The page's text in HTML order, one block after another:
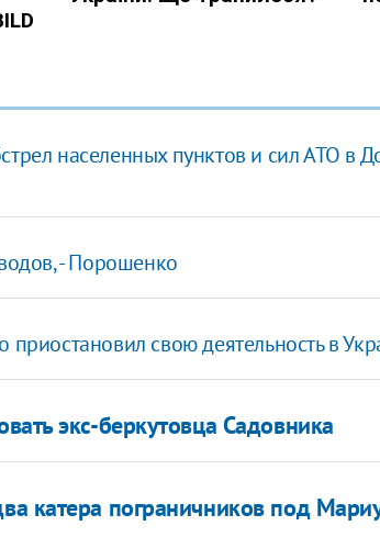
населенных пунктов и сил АТО в
- Порошенко
свою деятельность в
экс-беркутовца Садовника
катера пограничников под